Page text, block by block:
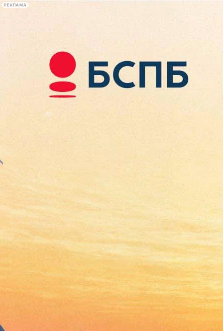
РЕКЛАМА
Сегодня:
2026.08.08
12:28
Афиша Plus
Эрмитаж начнет оживлять
свои картины по четвергам:
мистерии артистов разных
стран можно будет посетить